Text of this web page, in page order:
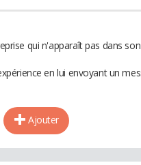
qui n'apparaît pas dans
en lui envoyant un
Ajouter